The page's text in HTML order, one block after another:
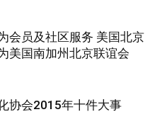
会员及社区服务 美国北京
美国南加州北京联谊会
协会2015年十件大事